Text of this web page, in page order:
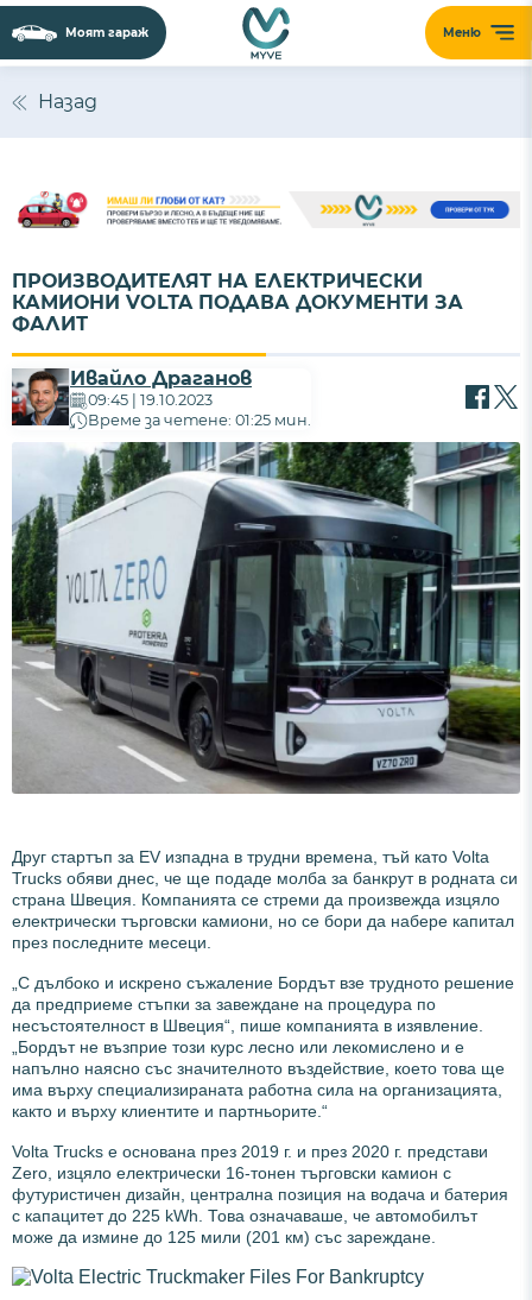
Меню
Моят гараж
Назад
ПРОИЗВОДИТЕЛЯТ НА ЕЛЕКТРИЧЕСКИ
КАМИОНИ VOLTA ПОДАВА ДОКУМЕНТИ ЗА
ФАЛИТ
Ивайло Драганов
09:45 | 19.10.2023
Време за четене: 01:25 мин.
Друг стартъп за EV изпадна в трудни времена, тъй като Volta
Trucks обяви днес, че ще подаде молба за банкрут в родната си
страна Швеция. Компанията се стреми да произвежда изцяло
електрически търговски камиони, но се бори да набере капитал
през последните месеци.
„С дълбоко и искрено съжаление Бордът взе трудното решение
да предприеме стъпки за завеждане на процедура по
несъстоятелност в Швеция“, пише компанията в изявление.
„Бордът не възприе този курс лесно или лекомислено и е
напълно наясно със значителното въздействие, което това ще
има върху специализираната работна сила на организацията,
както и върху клиентите и партньорите.“
Volta Trucks е основана през 2019 г. и през 2020 г. представи
Zero, изцяло електрически 16-тонен търговски камион с
футуристичен дизайн, централна позиция на водача и батерия
с капацитет до 225 kWh. Това означаваше, че автомобилът
може да измине до 125 мили (201 км) със зареждане.